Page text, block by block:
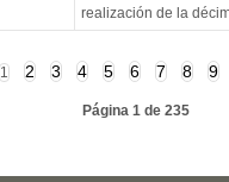
realización de la
1 2 3 4 5 6 7 8 9
Página 1 de 235